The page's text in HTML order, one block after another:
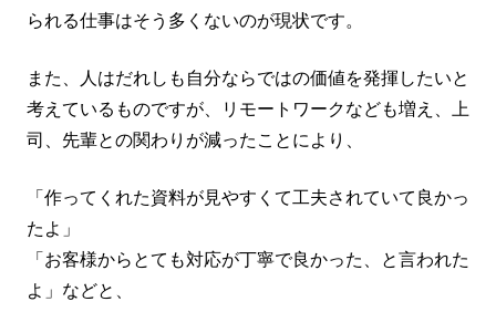
られる仕事はそう多くないのが現状です。
また、人はだれしも自分ならではの価値を発揮したいと
考えているものですが、リモートワークなども増え、上
司、先輩との関わりが減ったことにより、
「作ってくれた資料が見やすくて工夫されていて良かっ
たよ」
「お客様からとても対応が丁寧で良かった、と言われた
よ」などと、